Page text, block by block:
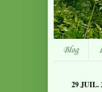
Blog
29 JUIL.